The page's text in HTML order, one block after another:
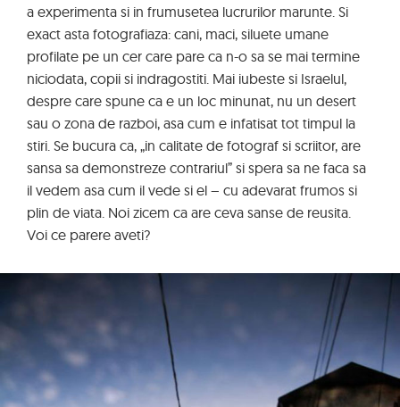
a experimenta si in frumusetea lucrurilor marunte. Si
exact asta fotografiaza: cani, maci, siluete umane
profilate pe un cer care pare ca n-o sa se mai termine
niciodata, copii si indragostiti. Mai iubeste si Israelul,
despre care spune ca e un loc minunat, nu un desert
sau o zona de razboi, asa cum e infatisat tot timpul la
stiri. Se bucura ca, „in calitate de fotograf si scriitor, are
sansa sa demonstreze contrariul” si spera sa ne faca sa
il vedem asa cum il vede si el – cu adevarat frumos si
plin de viata. Noi zicem ca are ceva sanse de reusita.
Voi ce parere aveti?